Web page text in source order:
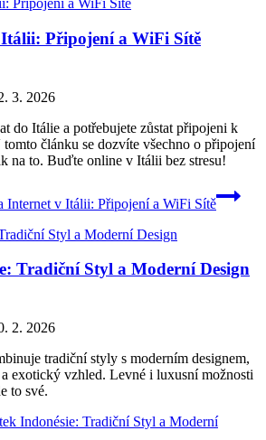
Připojení a WiFi Sítě
3. 2026
do Itálie a potřebujete zůstat připojeni k
článku se dozvíte všechno o připojení
na to. Buďte online v Itálii bez stresu!
Internet v Itálii: Připojení a WiFi Sítě
Tradiční Styl a Moderní Design
2. 2026
tradiční styly s moderním designem,
exotický vzhled. Levné i luxusní možnosti
to své.
Indonésie: Tradiční Styl a Moderní